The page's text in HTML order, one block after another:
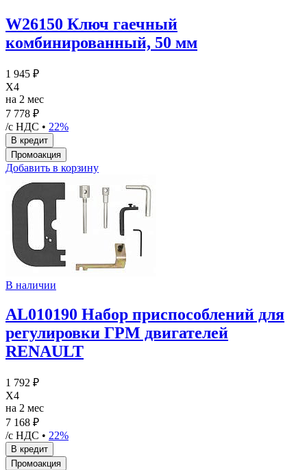
W26150 Ключ гаечный
комбинированный, 50 мм
1 945 ₽
X4
на 2 мес
7 778 ₽
/с НДС • 22%
Добавить в корзину
В наличии
AL010190 Набор приспособлений для
регулировки ГРМ двигателей
RENAULT
1 792 ₽
X4
на 2 мес
7 168 ₽
/с НДС • 22%